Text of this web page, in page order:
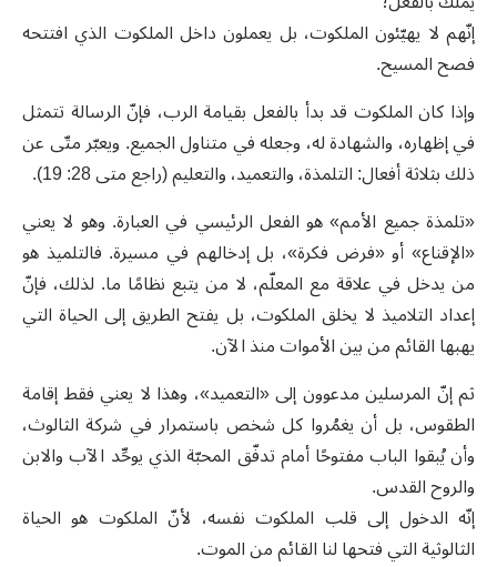
إنّهم لا يهيّئون الملكوت، بل يعملون داخل الملكوت الذي افتتحه
فصح المسيح.
وإذا كان الملكوت قد بدأ بالفعل بقيامة الرب، فإنّ الرسالة تتمثل
في إظهاره، والشهادة له، وجعله في متناول الجميع. ويعبّر متّى عن
ذلك بثلاثة أفعال: التلمذة، والتعميد، والتعليم (راجع متى 28: 19).
«تلمذة جميع الأمم» هو الفعل الرئيسي في العبارة. وهو لا يعني
«الإقناع» أو «فرض فكرة»، بل إدخالهم في مسيرة. فالتلميذ هو
من يدخل في علاقة مع المعلّم، لا من يتبع نظامًا ما. لذلك، فإنّ
إعداد التلاميذ لا يخلق الملكوت، بل يفتح الطريق إلى الحياة التي
يهبها القائم من بين الأموات منذ الآن.
ثم إنّ المرسلين مدعوون إلى «التعميد»، وهذا لا يعني فقط إقامة
الطقوس، بل أن يغمُروا كل شخص باستمرار في شركة الثالوث،
وأن يُبقوا الباب مفتوحًا أمام تدفّق المحبّة الذي يوحِّد الآب والابن
والروح القدس.
إنّه الدخول إلى قلب الملكوت نفسه، لأنّ الملكوت هو الحياة
الثالوثية التي فتحها لنا القائم من الموت.